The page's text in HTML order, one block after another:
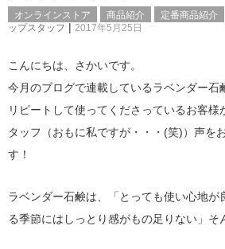
オンラインストア 商品紹介 定番商品紹介
ップスタッフ | 2017年5月25日
こんにちは、さかいです。
今月のブログで連載しているラベンダー石
リピートして使ってくださっているお客様
タッフ（おもに私ですが・・・(笑)）声を
す！
ラベンダー石鹸は、「とっても使い心地が
る季節にはしっとり感がもの足りない」そ